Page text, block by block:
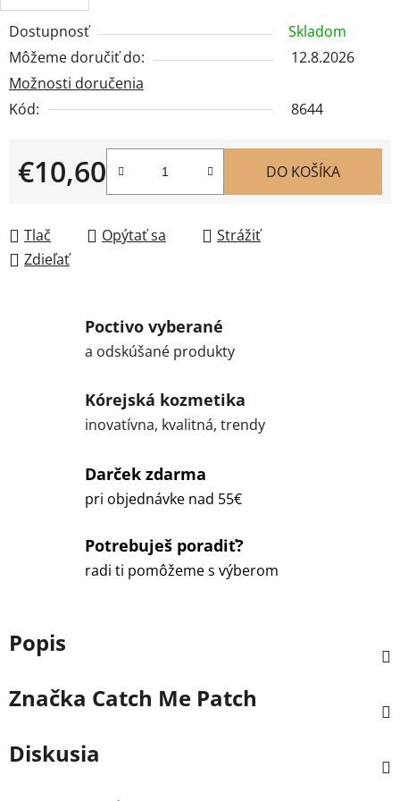
Dostupnosť
Skladom
Môžeme doručiť do:
12.8.2026
Možnosti doručenia
Kód:
8644
€10,60
Jednotková cena:
DO KOŠÍKA
Tlač Opýtať sa
Strážiť
Zdieľať
Poctivo vyberané
a odskúšané produkty
Kórejská kozmetika
inovatívna, kvalitná, trendy
Darček zdarma
pri objednávke nad 55€
Potrebuješ poradiť?
radi ti pomôžeme s výberom
Popis
Značka Catch Me Patch
Diskusia